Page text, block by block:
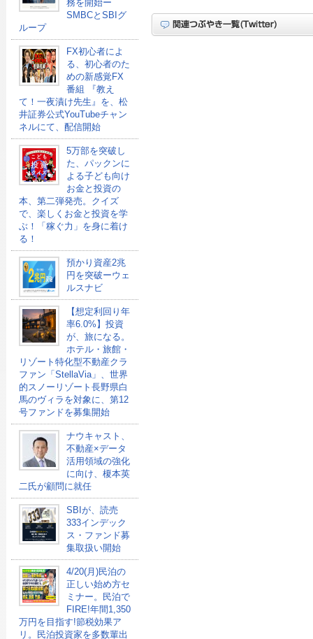
務を開始ー
SMBCとSBIグ
ループ
FX初心者によ
る、初心者のた
めの新感覚FX
番組 『教え
て！一夜漬け先生』を、松
井証券公式YouTubeチャン
ネルにて、配信開始
5万部を突破し
た、パックンに
よる子ども向け
お金と投資の
本、第二弾発売。クイズ
で、楽しくお金と投資を学
ぶ！「稼ぐ力」を身に着け
る！
預かり資産2兆
円を突破ーウェ
ルスナビ
【想定利回り年
率6.0%】投資
が、旅になる。
ホテル・旅館・
リゾート特化型不動産クラ
ファン「StellaVia」、世界
的スノーリゾート長野県白
馬のヴィラを対象に、第12
号ファンドを募集開始
ナウキャスト、
不動産×データ
活用領域の強化
に向け、榎本英
二氏が顧問に就任
SBIが、読売
333インデック
ス・ファンド募
集取扱い開始
4/20(月)民泊の
正しい始め方セ
ミナー。民泊で
FIRE!年間1,350
万円を目指す!節税効果ア
リ。民泊投資家を多数輩出